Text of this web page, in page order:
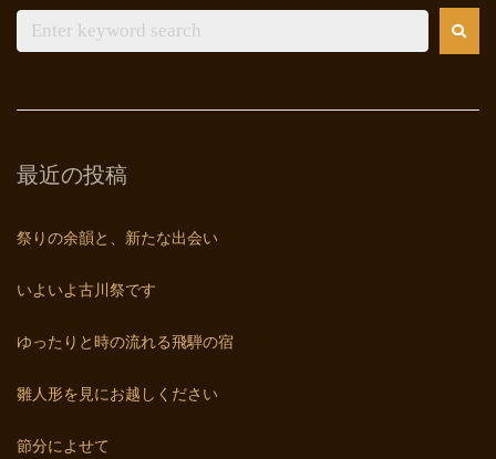
最近の投稿
祭りの余韻と、新たな出会い
いよいよ古川祭です
ゆったりと時の流れる飛騨の宿
雛人形を見にお越しください
節分によせて